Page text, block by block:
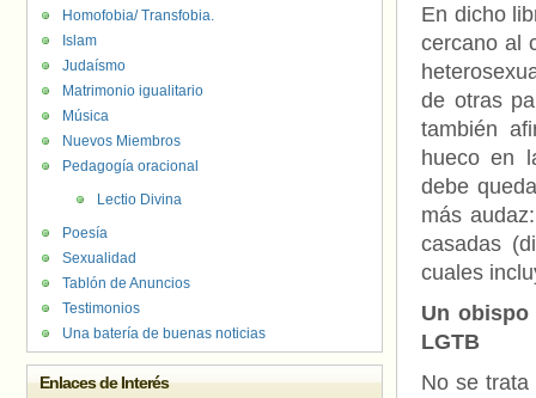
En dicho
cercano al
de otras
también
hueco en
debe
más
casadas
cuales
Un
LGTB
No se
Homofobia/ Transfobia.
Islam
Judaísmo
Matrimonio igualitario
Música
Nuevos Miembros
Pedagogía oracional
Lectio Divina
Poesía
Sexualidad
Tablón de Anuncios
Testimonios
Una batería de buenas noticias
Enlaces de Interés